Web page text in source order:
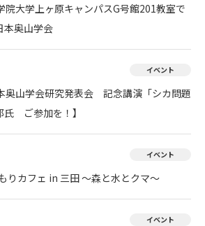
院大学上ヶ原キャンパスG号館201教室で
奥山学会
イベント
奥山学会研究発表会 記念講演「シカ問題
氏 ご参加を！】
イベント
りカフェ in 三田 ～森と水とクマ～
イベント